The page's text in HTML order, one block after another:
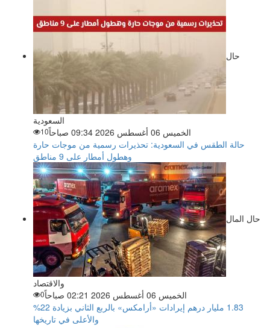
حال
السعودية
الخميس 06 أغسطس 2026 09:34 صباحاً
10
حالة الطقس في السعودية: تحذيرات رسمية من موجات حارة
وهطول أمطار على 9 مناطق
حال المال
والاقتصاد
الخميس 06 أغسطس 2026 02:21 صباحاً
0
‏1.83 مليار درهم إيرادات «أرامكس» بالربع الثاني بزيادة 22%
والأعلى في تاريخها